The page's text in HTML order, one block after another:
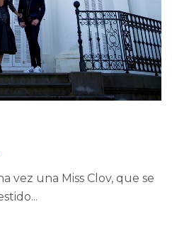
vez una Miss Clov, que se